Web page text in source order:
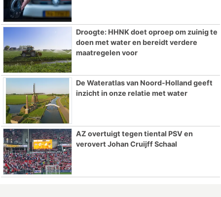
Droogte: HHNK doet oproep om zuinig te
doen met water en bereidt verdere
maatregelen voor
De Wateratlas van Noord-Holland geeft
inzicht in onze relatie met water
AZ overtuigt tegen tiental PSV en
verovert Johan Cruijff Schaal